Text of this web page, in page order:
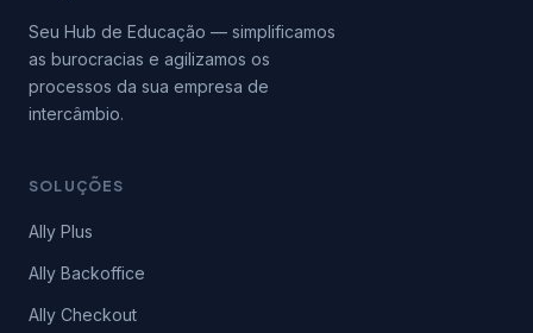
Seu Hub de Educação — simplificamos
as burocracias e agilizamos os
processos da sua empresa de
intercâmbio.
SOLUÇÕES
Ally Plus
Ally Backoffice
Ally Checkout